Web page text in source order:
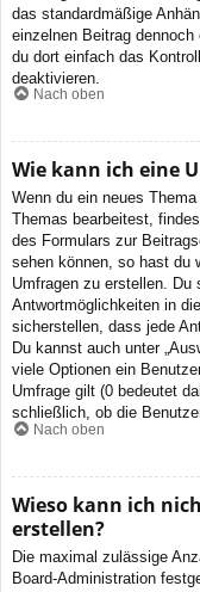
das standardmäßige
einzelnen Beitrag
du dort einfach das
deaktivieren.
Nach oben
Wie kann ich eine
Wenn du ein neues
Themas bearbeitest,
des Formulars zur
sehen können, so hast du
Umfragen zu erstellen.
Antwortmöglichkeiten in
sicherstellen, dass jede
Du kannst auch unter
viele Optionen ein
Umfrage gilt (0 bedeutet
schließlich, ob die
Nach oben
Wieso kann ich
erstellen?
Die maximal zulässige
Board-Administration